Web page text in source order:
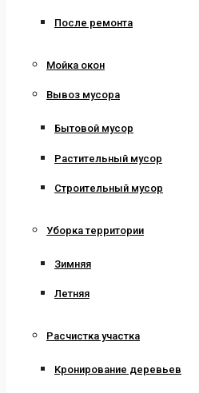
После ремонта
Мойка окон
Вывоз мусора
Бытовой мусор
Растительный мусор
Строительный мусор
Уборка территории
Зимняя
Летняя
Расчистка участка
Кронирование деревьев